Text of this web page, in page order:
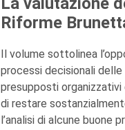
Riforme
Il volume sottolinea
processi decisionali
presupposti organizzativi
di restare
l’analisi di alcune buone